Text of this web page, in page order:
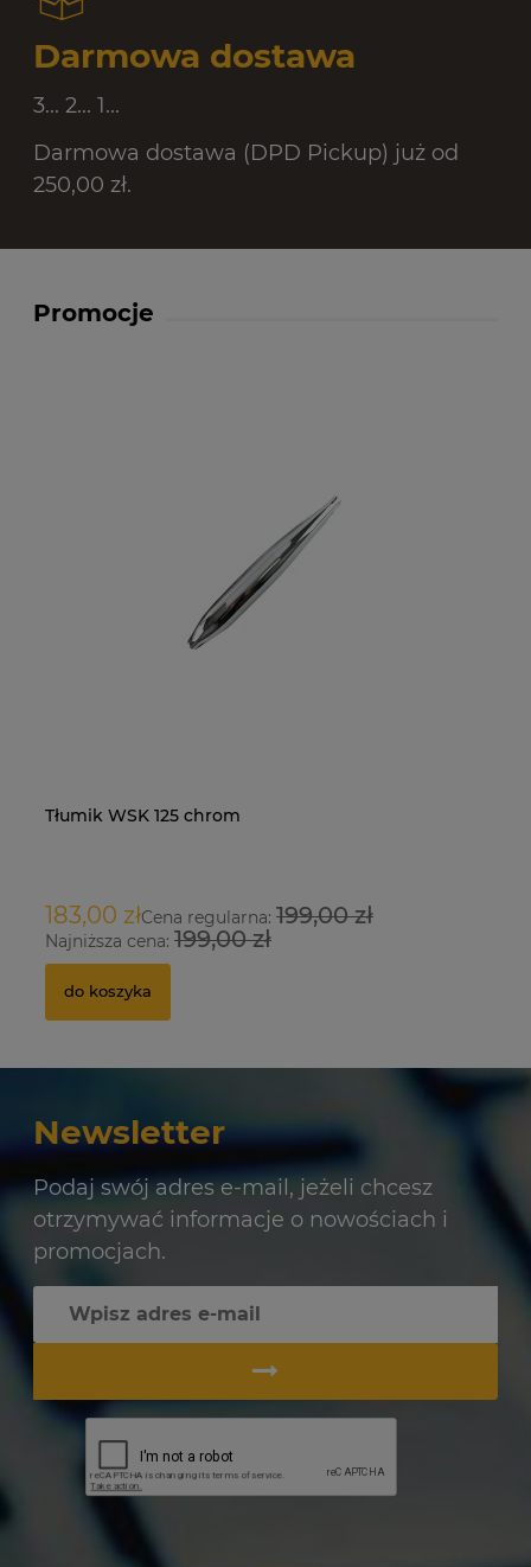
Darmowa dostawa
3... 2... 1...
Darmowa dostawa (DPD Pickup) już od
250,00 zł.
Promocje
Tłumik WSK 125 chrom
183,00 złCena regularna: 199,00 zł
Najniższa cena: 199,00 zł
do koszyka
Newsletter
Podaj swój adres e-mail, jeżeli chcesz
otrzymywać informacje o nowościach i
promocjach.